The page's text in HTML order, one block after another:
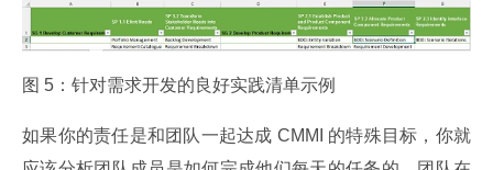
图 5：针对需求开发的良好实践清单示例
如果你的责任是和团队一起达成 CMMI 的特殊目标，你就